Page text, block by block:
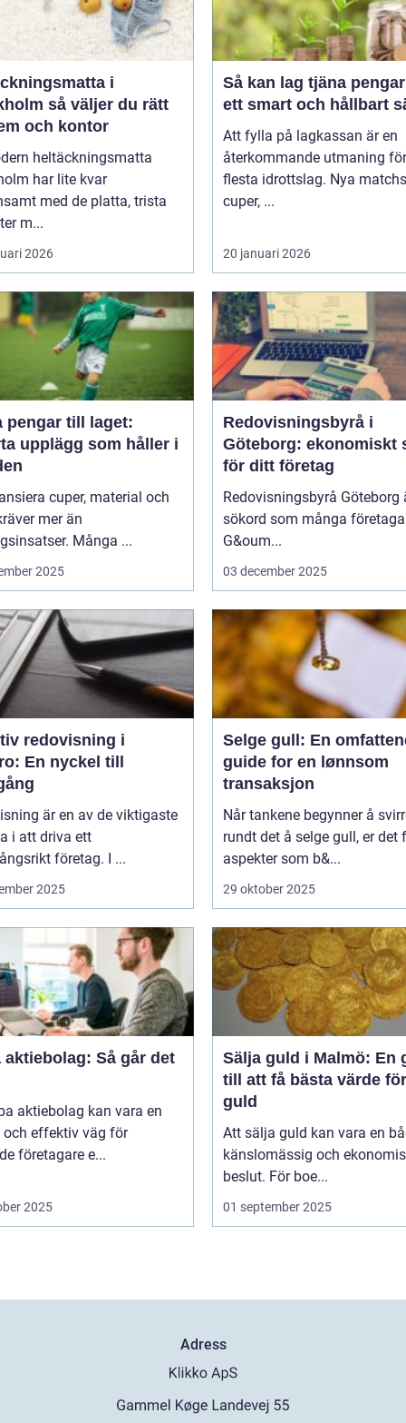
i
så väljer du rätt
och kontor
heltäckningsmatta
har lite kvar
med de platta, trista
m...
2026
Så kan lag tjäna
ett smart och hållbart
Att fylla på lagkassan är en
återkommande utmaning
flesta idrottslag. Nya
cuper, ...
20 januari 2026
pengar till laget:
upplägg som håller i
cuper, material och
mer än
Många ...
2025
Redovisningsbyrå i
Göteborg: ekonomiskt
för ditt företag
Redovisningsbyrå Göteborg
sökord som många
G&oum...
03 december 2025
redovisning i
En nyckel till
är en av de viktigaste
i att driva ett
företag. I ...
2025
Selge gull: En
guide for en lønnsom
transaksjon
Når tankene begynner å
rundt det å selge gull, er det
aspekter som b&...
29 oktober 2025
aktiebolag: Så går det
aktiebolag kan vara en
och effektiv väg för
företagare e...
2025
Sälja guld i Malmö: En
till att få bästa värde
guld
Att sälja guld kan vara en
känslomässig och
beslut. För boe...
01 september 2025
Adress